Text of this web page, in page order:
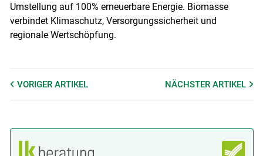
Umstellung auf 100% erneuerbare Energie. Biomasse
verbindet Klimaschutz, Versorgungssicherheit und
regionale Wertschöpfung.
VORIGER ARTIKEL NÄCHSTERARTIKEL